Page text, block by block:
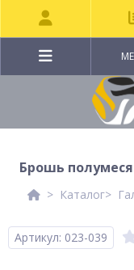
Брошь
Каталог
Артикул: 023-039